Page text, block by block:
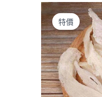
特價
原
始
價
格：